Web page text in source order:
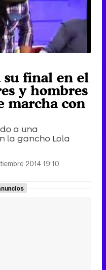
final en el
y hombres
marcha con
a una
la gancho Lola
2014 19:10